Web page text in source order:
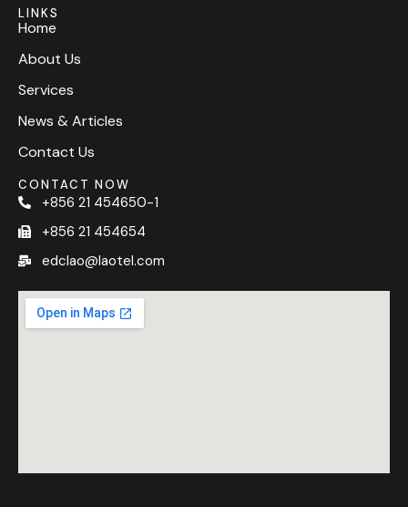
LINKS
Home
About Us
Services
News & Articles
Contact Us
CONTACT NOW
+856 21 454650-1
+856 21 454654
edclao@laotel.com